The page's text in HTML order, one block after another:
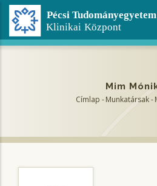
Ugrás
tartalomra
Mim
Címlap -Munkatársak-